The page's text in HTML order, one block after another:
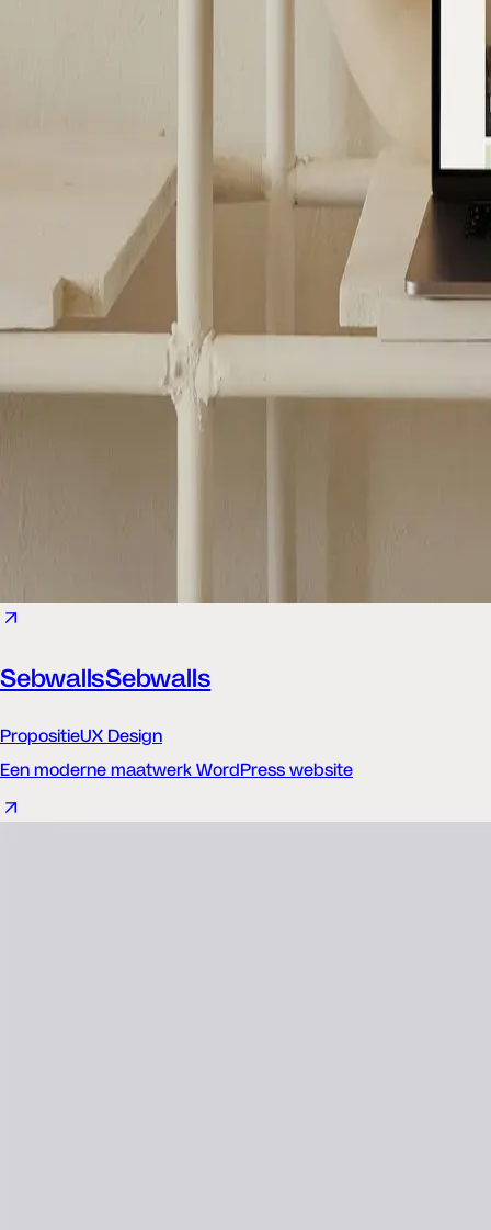
SebwallsSebwalls
PropositieUX Design
Een moderne maatwerk WordPress website